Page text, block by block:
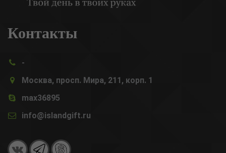
Контакты
-
Москва, просп. Мира, 211, корп. 1
max36895
info@islandgift.ru